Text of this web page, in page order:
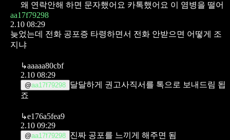
왜 연락안해 하면 문자했어요 카톡했어요 이 염병을 떨어
aa17f79298
2.10 08:29
늦었는데 전화 공포증 타령하면서 전화 안받으면 어떻게 조
지냐
↳aaaaa80cbf
2.10 08:29
@aa17f79298 달달하게 권고사직서를 톡으로 보내드림 됩
죠
↳e176a5fea9
2.10 09:29
@aa17f79298 진짜 공포를 느끼게 해주면 됨